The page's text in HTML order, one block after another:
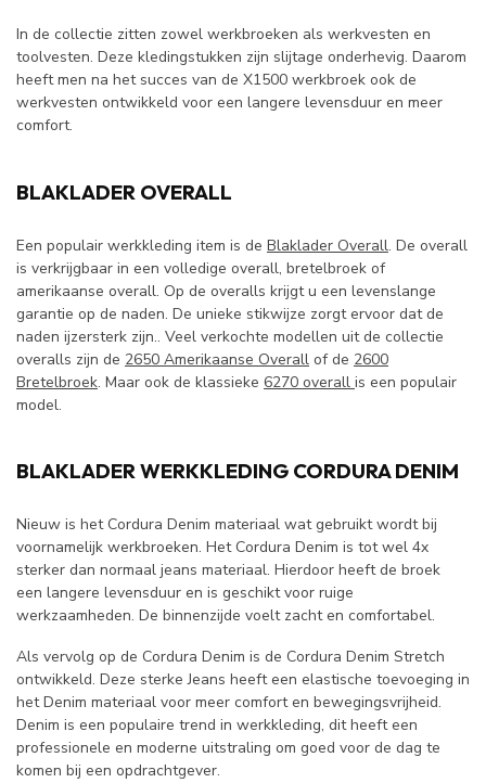
In de collectie zitten zowel werkbroeken als werkvesten en
toolvesten. Deze kledingstukken zijn slijtage onderhevig. Daarom
heeft men na het succes van de X1500 werkbroek ook de
werkvesten ontwikkeld voor een langere levensduur en meer
comfort.
BLAKLADER OVERALL
Een populair werkkleding item is de Blaklader Overall. De overall
is verkrijgbaar in een volledige overall, bretelbroek of
amerikaanse overall. Op de overalls krijgt u een levenslange
garantie op de naden. De unieke stikwijze zorgt ervoor dat de
naden ijzersterk zijn.. Veel verkochte modellen uit de collectie
overalls zijn de 2650 Amerikaanse Overall of de 2600
Bretelbroek. Maar ook de klassieke 6270 overall is een populair
model.
BLAKLADER WERKKLEDING CORDURA DENIM
Nieuw is het Cordura Denim materiaal wat gebruikt wordt bij
voornamelijk werkbroeken. Het Cordura Denim is tot wel 4x
sterker dan normaal jeans materiaal. Hierdoor heeft de broek
een langere levensduur en is geschikt voor ruige
werkzaamheden. De binnenzijde voelt zacht en comfortabel.
Als vervolg op de Cordura Denim is de Cordura Denim Stretch
ontwikkeld. Deze sterke Jeans heeft een elastische toevoeging in
het Denim materiaal voor meer comfort en bewegingsvrijheid.
Denim is een populaire trend in werkkleding, dit heeft een
professionele en moderne uitstraling om goed voor de dag te
komen bij een opdrachtgever.